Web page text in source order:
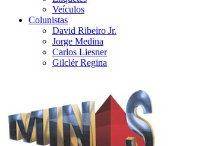
Veículos
Colunistas
David Ribeiro Jr.
Jorge Medina
Carlos Liesner
Gilclér Regina